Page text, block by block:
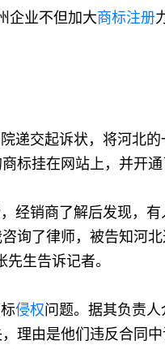
企业不但加大商标注册
递交起诉状，将河北
标挂在网站上，并开通
经销商了解后发现，
询了律师，被告知河
先生告诉记者。
侵权问题。据其负责
理由是他们违反合同